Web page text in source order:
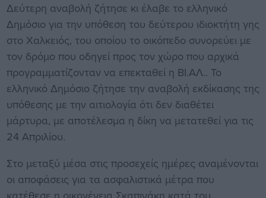
Δεύτερη αναβολή ζήτησε κι έλαβε το ελληνικό
Δημόσιο για την υπόθεση του δεύτερου ιδιοκτήτη γης
στο Χαλκειός, του οποίου το οικόπεδο συνορεύει με
τον δρόμο που οδηγεί προς τον χώρο που αρχικά
προγραμματίζονταν να επεκταθεί η ΒΙ.ΑΛ.. Το
ελληνικό Δημόσιο ζήτησε την αναβολή εκδίκασης της
υπόθεσης με την αιτιολογία ότι δεν διαθέτει
μάρτυρα, με αποτέλεσμα η δίκη να μετατεθεί για τις
24 Απριλίου.
Στο μεταξύ μέσα στις προσεχείς ημέρες αναμένονται
οι αποφάσεις για τα ασφαλιστικά μέτρα που